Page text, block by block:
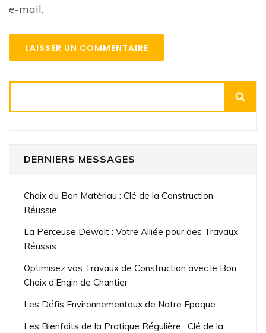
e-mail.
DERNIERS MESSAGES
Choix du Bon Matériau : Clé de la Construction
Réussie
La Perceuse Dewalt : Votre Alliée pour des Travaux
Réussis
Optimisez vos Travaux de Construction avec le Bon
Choix d’Engin de Chantier
Les Défis Environnementaux de Notre Époque
Les Bienfaits de la Pratique Régulière : Clé de la